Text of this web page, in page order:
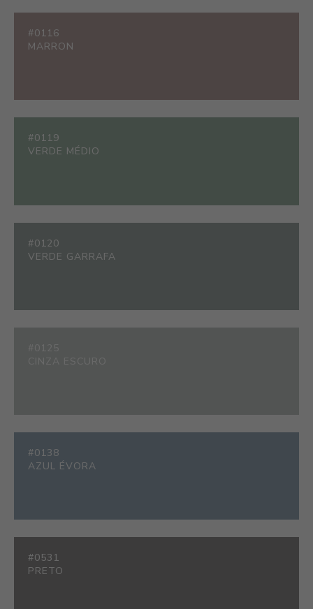
#0116
MARRON
#0119
VERDE MÉDIO
#0120
VERDE GARRAFA
#0138
AZUL ÉVORA
#0531
PRETO